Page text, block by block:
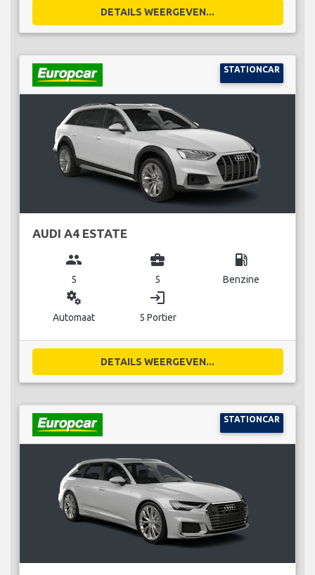
DETAILS WEERGEVEN...
STATIONCAR
AUDI A4 ESTATE
group
5
business_center
5
local_gas_station
Benzine
miscellaneous_services
Automaat
login
5 Portier
DETAILS WEERGEVEN...
STATIONCAR